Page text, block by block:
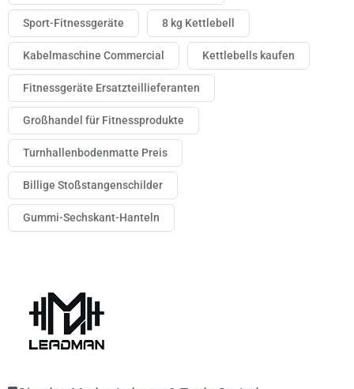
Sport-Fitnessgeräte 8 kg Kettlebell
Kabelmaschine Commercial Kettlebells kaufen
Fitnessgeräte Ersatzteillieferanten
Großhandel für Fitnessprodukte
Turnhallenbodenmatte Preis
Billige Stoßstangenschilder
Gummi-Sechskant-Hanteln